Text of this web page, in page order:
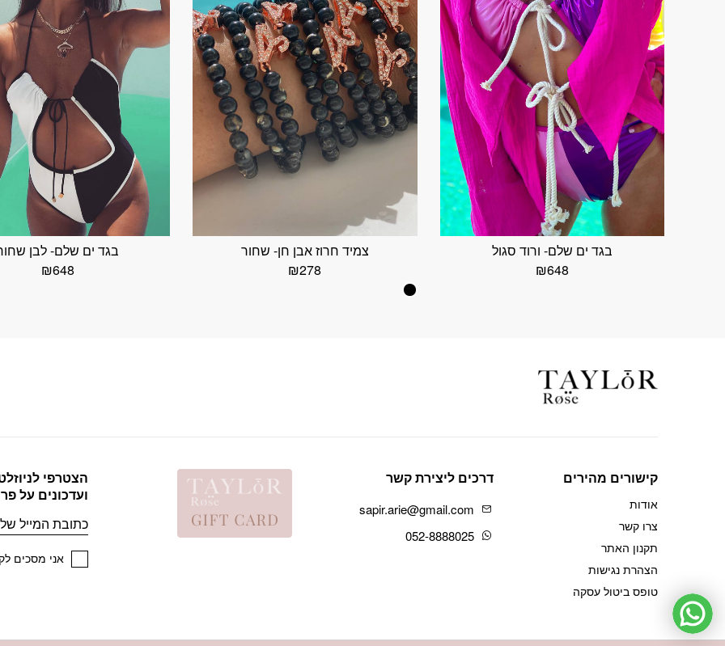
בגד ים שלם- ורוד סגול
₪648
צמיד חרוז אבן חן- שחור
₪278
בגד ים שלם- לבן
₪648
הצטרפי
ועדכונים על
אימייל
אני מסכים
דרכים ליצירת קשר
sapir.arie@gmail.com
052-8888025
קישורים מהירים
אודות
צרו קשר
תקנון האתר
הצהרת נגישות
טופס ביטול עסקה